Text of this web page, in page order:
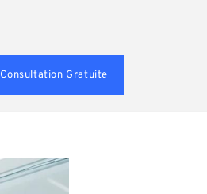
Consultation Gratuite